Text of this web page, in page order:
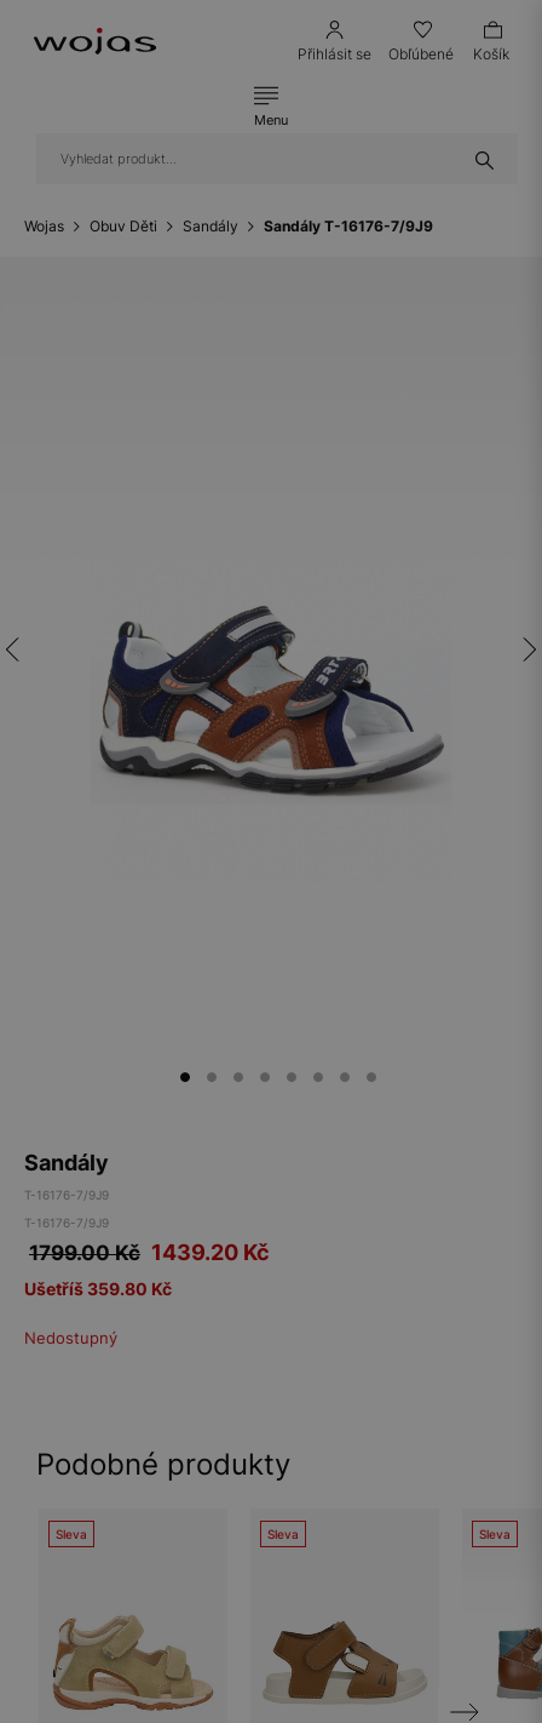
Přihlásit se Obľúbené Košík
Menu
Wojas Obuv Děti Sandály Sandály T-16176-7/9J9
Sandály
T-16176-7/9J9
T-16176-7/9J9
1799.00 Kč 1439.20 Kč
Ušetříš 359.80 Kč
Nedostupný
Podobné produkty
Sleva Sleva Sleva